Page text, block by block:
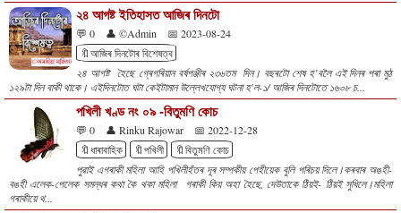
২৪ আগষ্ট ইতিহাসত আজিৰ দিনটো
💬 0 👤 ©Admin
📅 2023-08-24
🔖আজিৰ দিনটোৰ বিশেষত্ব
২৪ আগষ্ট হৈছে গ্ৰেগৰিয়ান বৰ্ষপঞ্জীৰ ২৩৬তম দিন। বছৰটো শেষ হ’বলৈ এই দিনৰ পৰা মুঠ
১২৯টা দিন বাকী থাকে। এইদিনটোত ঘটা কেইটামান উল্লেখযোগ্য ঘটনা হ'ল-১/ আজিৰ দিনটোতে ১৬০৮ চ...
পখিলী খণ্ড নং ০৯ -বিতুমণি কোচ
💬 0 👤 Rinku Rajowar
📅 2022-12-28
🔖ধাৰাবাহিক
🔖পখিলী
🔖বিতুমণি কোচ
পুৱাই এগৰাকী মহিলা আহি পখিলীহঁতৰ দূৰ সম্পকীয় পেহীয়েক বুলি পৰিচয় দিলে।কৰবাৰ অঙহী-
বঙহী এলেক-পেলেক সমন্ধৰ কথা কৈ থকা মহিলা গৰাকী কিয় অহা হৈছে, দেউতাকে ঠিয়ই- ঠিয়ই সুধিলে।মহিলা
গৰাকীয়ে থ...